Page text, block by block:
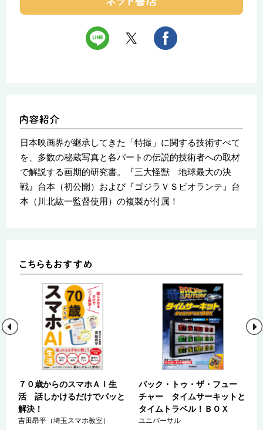
日本映画界が継承してきた「特撮」に関する技術すべて
を、多数の秘蔵写真と各パートの伝説的技術者への取材
で解説する画期的研究書。『三大怪獣 地球最大の決
戦』台本（初公開）および『ゴジラＶＳビオランテ』台
本（川北紘一監督使用）の複製が付属！
７０歳からのスマホＡＩ生
活 話しかけるだけでパッと
解決！
吉田昂平（埼玉スマホ教室）
バック・トゥ・ザ・フュー
チャー タイムサーキットと
タイムトラベル！ＢＯＸ
ユニバーサル